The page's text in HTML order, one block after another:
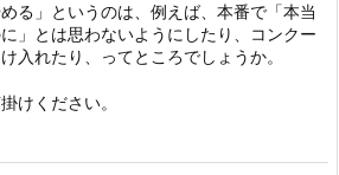
る」というのは、例えば、本番で「本当
」とは思わないようにしたり、コンクー
入れたり、ってところでしょうか。
けください。